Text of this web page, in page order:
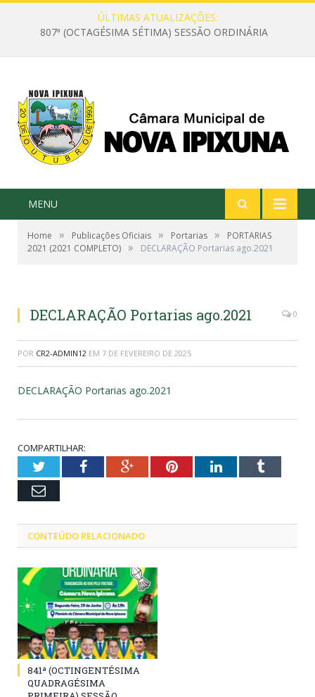
ÚLTIMAS ATUALIZAÇÕES:
807ª (OCTAGÉSIMA SÉTIMA) SESSÃO ORDINÁRIA
MENU
Home » Publicações Oficiais » Portarias »
PORTARIAS
2021 (2021 COMPLETO) » DECLARAÇÃO Portarias ago.2021
DECLARAÇÃO Portarias ago.2021 0
POR CR2-ADMIN12 EM 7 DE FEVEREIRO DE 2025
DECLARAÇÃO Portarias ago.2021
COMPARTILHAR:
TwitterFacebookGoogle+PinterestLinkedInTumblr
Email
CONTEÚDO RELACIONADO
841ª (OCTINGENTÉSIMA
QUADRAGÉSIMA